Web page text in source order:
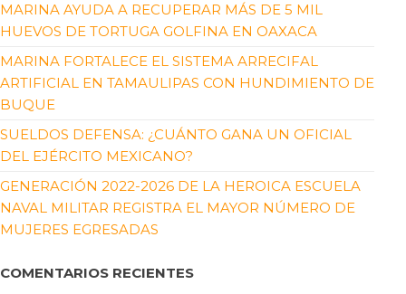
MARINA AYUDA A RECUPERAR MÁS DE 5 MIL
HUEVOS DE TORTUGA GOLFINA EN OAXACA
MARINA FORTALECE EL SISTEMA ARRECIFAL
ARTIFICIAL EN TAMAULIPAS CON HUNDIMIENTO DE
BUQUE
SUELDOS DEFENSA: ¿CUÁNTO GANA UN OFICIAL
DEL EJÉRCITO MEXICANO?
GENERACIÓN 2022-2026 DE LA HEROICA ESCUELA
NAVAL MILITAR REGISTRA EL MAYOR NÚMERO DE
MUJERES EGRESADAS
COMENTARIOS RECIENTES